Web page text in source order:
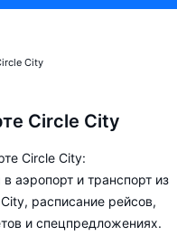
City
Circle City
Circle City:
аэропорт и транспорт из
расписание рейсов,
и спецпредложениях.